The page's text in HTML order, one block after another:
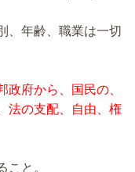
、年齢、職業は一切
政府から、国民の、
法の支配、自由、権
こと。